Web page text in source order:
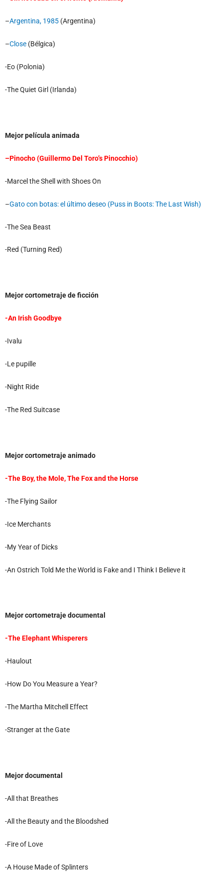
–Argentina, 1985 (Argentina)
–Close (Bélgica)
-Eo (Polonia)
-The Quiet Girl (Irlanda)
Mejor película animada
–Pinocho (Guillermo Del Toro’s Pinocchio)
-Marcel the Shell with Shoes On
–Gato con botas: el último deseo (Puss in Boots: The Last Wish)
-The Sea Beast
-Red (Turning Red)
Mejor cortometraje de ficción
-An Irish Goodbye
-Ivalu
-Le pupille
-Night Ride
-The Red Suitcase
Mejor cortometraje animado
-The Boy, the Mole, The Fox and the Horse
-The Flying Sailor
-Ice Merchants
-My Year of Dicks
-An Ostrich Told Me the World is Fake and I Think I Believe it
Mejor cortometraje documental
-The Elephant Whisperers
-Haulout
-How Do You Measure a Year?
-The Martha Mitchell Effect
-Stranger at the Gate
Mejor documental
-All that Breathes
-All the Beauty and the Bloodshed
-Fire of Love
-A House Made of Splinters